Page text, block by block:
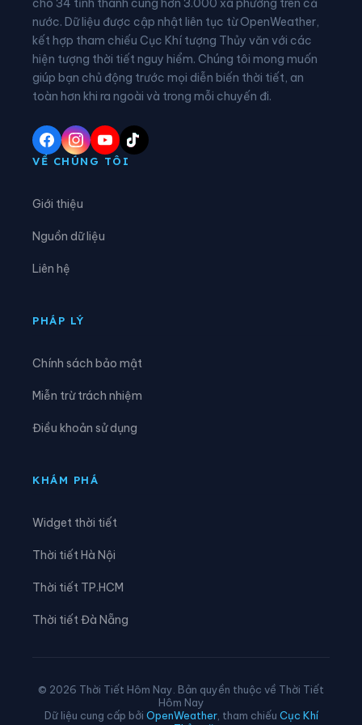
Xã Đăk Hà Xã Đăk Kôi
Xã Đăk Long Xã Đăk Mar
Xã Đăk Môn Xã Đăk Pék
Xã Đăk Plô
Xã Đăk Rơ Wa
Xã Dục Nông
Xã Măng Đen
Xã Sa Bình
cho 34 tỉnh thành cùng hơn 3.000 xã phường trên cả
nước. Dữ liệu được cập nhật liên tục từ OpenWeather,
kết hợp tham chiếu Cục Khí tượng Thủy văn với các
hiện tượng thời tiết nguy hiểm. Chúng tôi mong muốn
giúp bạn chủ động trước mọi diễn biến thời tiết, an
toàn hơn khi ra ngoài và trong mỗi chuyến đi.
VỀ CHÚNG TÔI
Giới thiệu
Nguồn dữ liệu
Liên hệ
PHÁP LÝ
Chính sách bảo mật
Miễn trừ trách nhiệm
Điều khoản sử dụng
KHÁM PHÁ
Widget thời tiết
Thời tiết Hà Nội
Thời tiết TP.HCM
Thời tiết Đà Nẵng
© 2026 Thời Tiết Hôm Nay. Bản quyền thuộc về Thời Tiết
Hôm Nay
Dữ liệu cung cấp bởi OpenWeather, tham chiếu Cục Khí